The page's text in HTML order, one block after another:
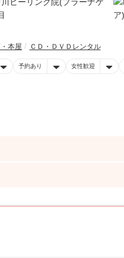
本屋 ＣＤ・ＤＶＤレンタル
予約あり 女性歓迎